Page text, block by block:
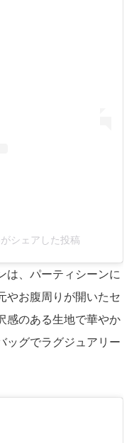
シェアした投稿
は、パーティシーンに
やお腹周りが開いたセ
感のある生地で華やか
ッグでラグジュアリー